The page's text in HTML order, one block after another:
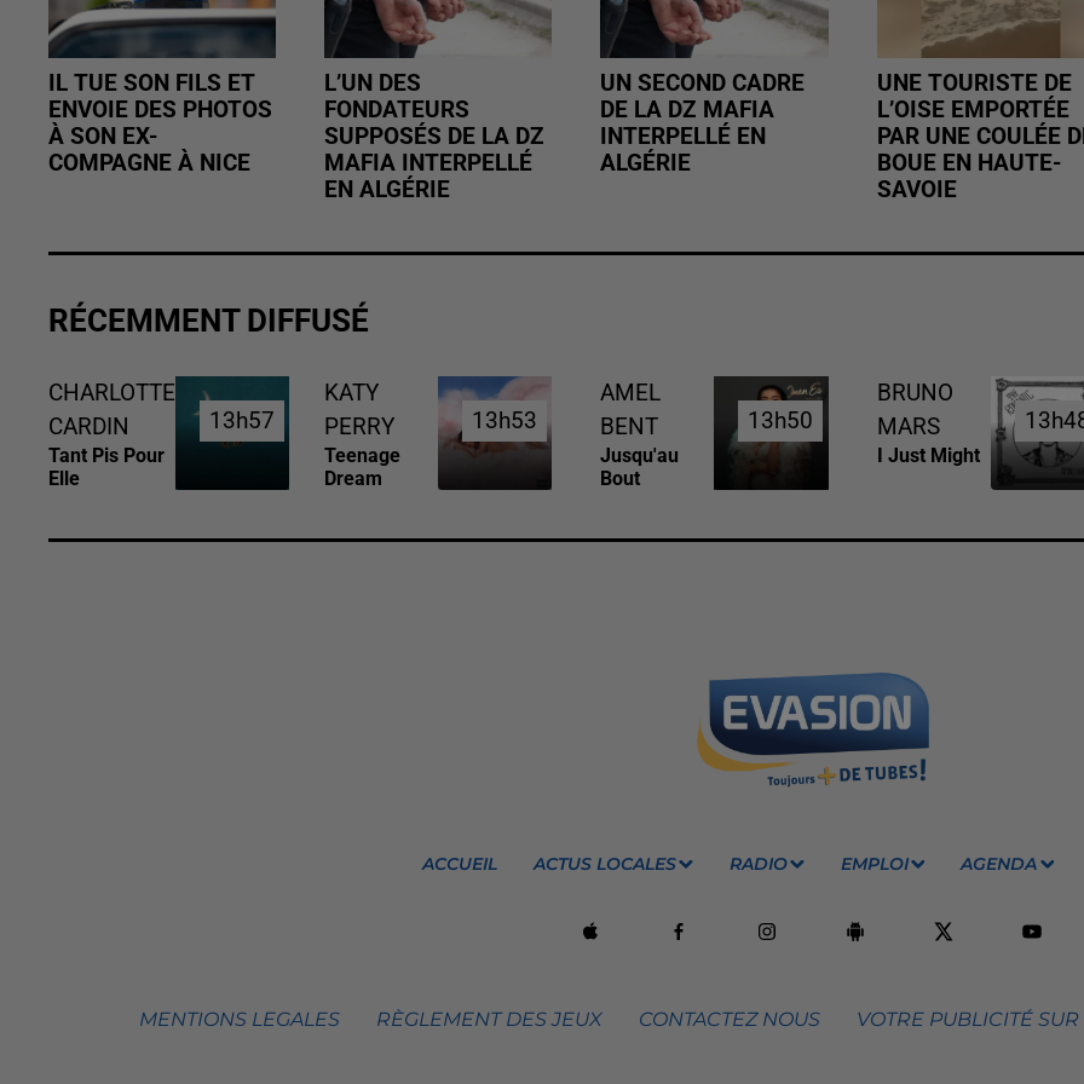
IL TUE SON FILS ET
ENVOIE DES PHOTOS
À SON EX-
COMPAGNE À NICE
L’UN DES
FONDATEURS
SUPPOSÉS DE LA DZ
MAFIA INTERPELLÉ
EN ALGÉRIE
UN SECOND CADRE
DE LA DZ MAFIA
INTERPELLÉ EN
ALGÉRIE
UNE TOURISTE DE
L’OISE EMPORTÉE
PAR UNE COULÉE
BOUE EN HAUTE-
SAVOIE
RÉCEMMENT DIFFUSÉ
CHARLOTTE
CARDIN
Tant Pis Pour
Elle
13h57
13h57
KATY
PERRY
Teenage
Dream
13h53
13h53
AMEL
BENT
Jusqu'au
Bout
13h50
13h50
BRUNO
MARS
I Just Might
ACCUEIL ACTUS LOCALES RADIO EMPLOI AGENDA
MENTIONS LEGALES RÈGLEMENT DES JEUX CONTACTEZ NOUS VOTRE PUBLICITÉ